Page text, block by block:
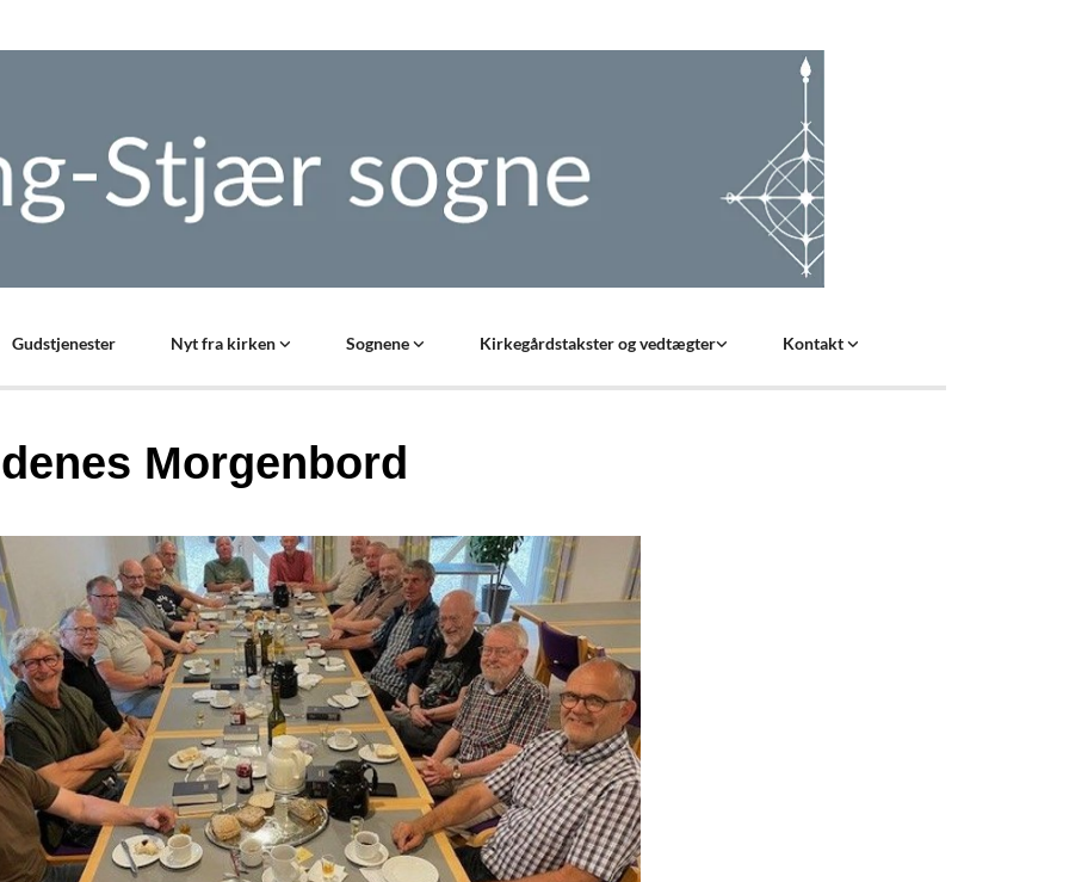
Gudstjenester Nyt fra kirken Sognene Kirkegårdstakster og vedtægter Kontakt
Morgenbord